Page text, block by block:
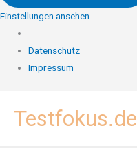
Einstellungen ansehen
Datenschutz
Impressum
InhaltTestfokus.de